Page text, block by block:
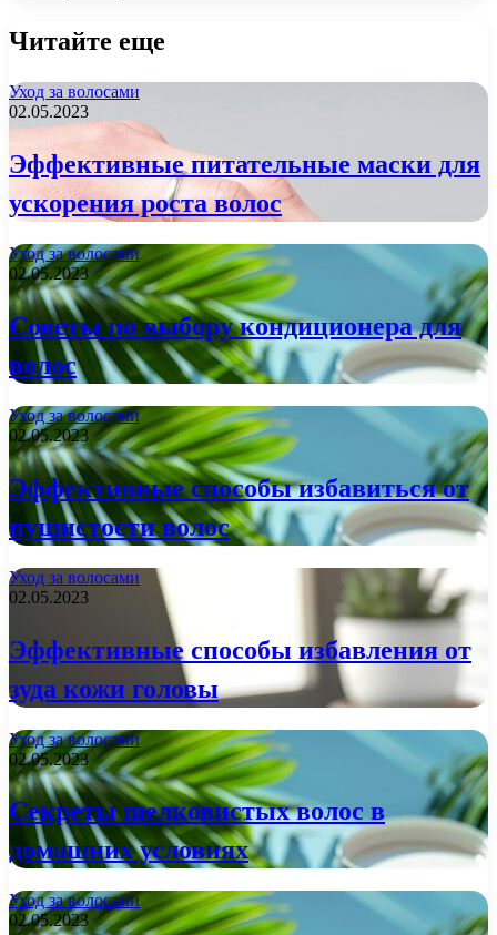
Читайте еще
Уход за волосами
02.05.2023
Эффективные питательные маски для
ускорения роста волос
Уход за волосами
02.05.2023
Советы по выбору кондиционера для
волос
Уход за волосами
02.05.2023
Эффективные способы избавиться от
пушистости волос
Уход за волосами
02.05.2023
Эффективные способы избавления от
зуда кожи головы
Уход за волосами
02.05.2023
Секреты шелковистых волос в
домашних условиях
Уход за волосами
02.05.2023